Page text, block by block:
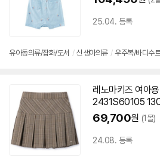
25.04. 등록
유아동의류/잡화/도서 / 신생아의류 / 우주복/바디수트
레노마키즈 여아
2431S60105
69,700원 (1몰)
24.08. 등록